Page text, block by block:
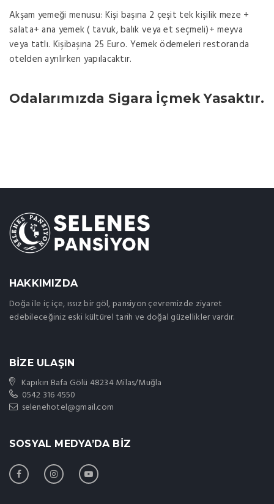
Akşam yemeği menusu: Kişi başına 2 çeşit tek kişilik meze +
salata+ ana yemek ( tavuk, balık veya et seçmeli)+ meyva
veya tatlı. Kişibaşına 25 Euro. Yemek ödemeleri restoranda
otelden ayrılırken yapılacaktır.
Odalarımızda Sigara İçmek Yasaktır.
HAKKIMIZDA
Doğa ile iç içe, ıssız bir göl, pansiyon çevremizde ziyaret
edebileceğiniz eski kültürel tarih ve doğal güzellikler vardır.
BİZE ULAŞIN
Kapıkırı Bafa Gölü 48234 Milas/Muğla
0542 316 4550
selenehotel@gmail.com
SOSYAL MEDYA’DA BİZ